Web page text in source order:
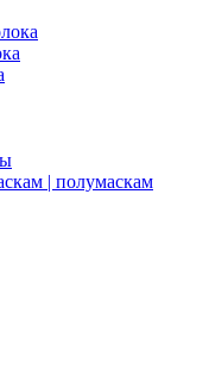
| полумаскам